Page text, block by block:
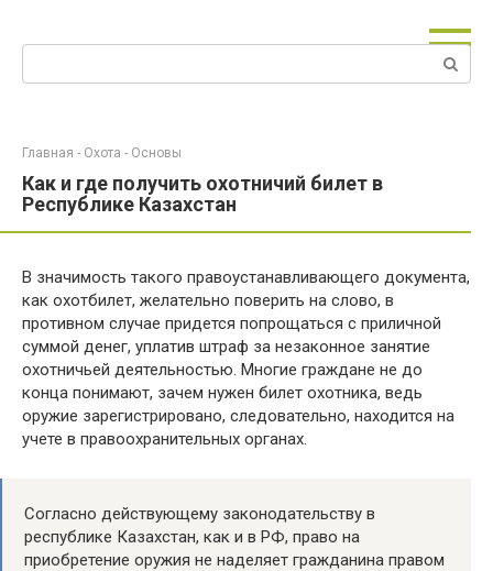
Главная - Охота - Основы
Как и где получить охотничий билет в
Республике Казахстан
В значимость такого правоустанавливающего документа,
как охотбилет, желательно поверить на слово, в
противном случае придется попрощаться с приличной
суммой денег, уплатив штраф за незаконное занятие
охотничьей деятельностью. Многие граждане не до
конца понимают, зачем нужен билет охотника, ведь
оружие зарегистрировано, следовательно, находится на
учете в правоохранительных органах.
Согласно действующему законодательству в
республике Казахстан, как и в РФ, право на
приобретение оружия не наделяет гражданина правом